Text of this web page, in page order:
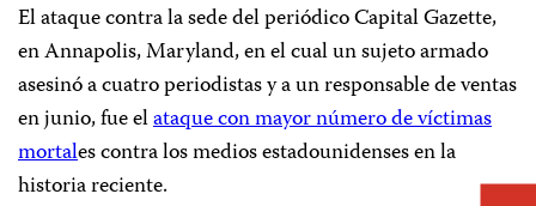
El ataque contra la sede del periódicoCapital Gazette,
en Annapolis, Maryland, en el cual un sujeto armado
asesinó a cuatro periodistas y a un responsable de ventas
en junio, fue elataque con mayor número de víctimas
mortalescontra los medios estadounidenses en la
historia reciente.